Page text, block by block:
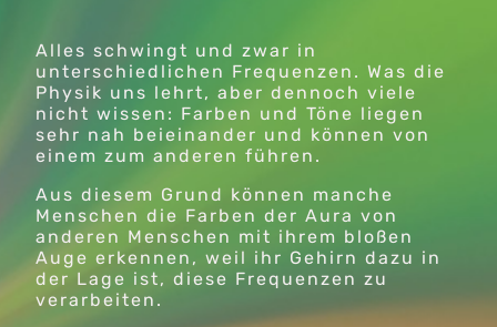
Alles schwingt und zwar in
unterschiedlichen Frequenzen. Was die
Physik uns lehrt, aber dennoch viele
nicht wissen: Farben und Töne liegen
sehr nah beieinander und können von
einem zum anderen führen.
Aus diesem Grund können manche
Menschen die Farben der Aura von
anderen Menschen mit ihrem bloßen
Auge erkennen, weil ihr Gehirn dazu in
der Lage ist, diese Frequenzen zu
verarbeiten.